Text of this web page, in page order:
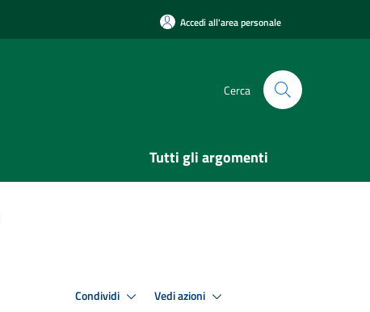
Accedi all'area personale
Cerca
Tutti gli argomenti
Condividi Vedi azioni